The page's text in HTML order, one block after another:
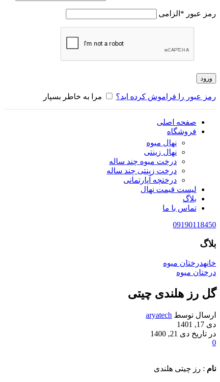
رمز عبور * الزامی
ورود
رمز عبور را فراموش کرده اید؟ مرا به خاطر بسپار
صفحه اصلی
فروشگاه
نهال میوه
نهال زینتی
درخت میوه چند ساله
درخت زینتی چند ساله
درختچه آپارتمانی
لیست قیمت نهال
بلاگ
تماس با ما
09190118450
بلاگ
خانهدرختان میوه
درختان میوه
گل رز هلندی چیتی
ارسال توسط aryatech
دی 17, 1401
در تاریخ دی 21, 1400
0
نام : رز چیتی هلندی